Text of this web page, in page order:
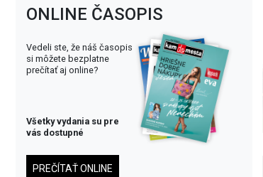
ONLINE ČASOPIS
Vedeli ste, že náš časopis
si môžete bezplatne
prečítať aj online?
Všetky vydania su pre
vás dostupné
PREČÍTAŤ ONLINE